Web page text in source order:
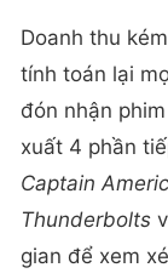
Doanh thu
tính toán lại
đón nhận
xuất 4 phần
Captain
Thunderbolts
gian để xem